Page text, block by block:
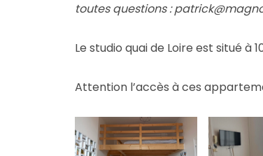
toutes questions :
Le studio quai de Loire est situé
Attention l’accès à ces